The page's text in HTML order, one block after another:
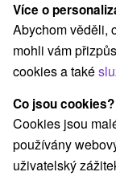
Navigovat do
Google recenze
038 21 Mošovce
N
E
Více o
Abychom věděli,
mohli vám
cookies a také
Co jsou cookies?
Cookies jsou
používány
uživatelský